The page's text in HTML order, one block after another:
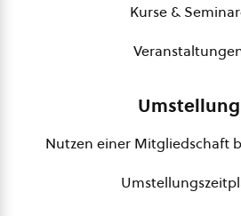
Kurse &
Umstellung
Nutzen einer Mitgliedschaft